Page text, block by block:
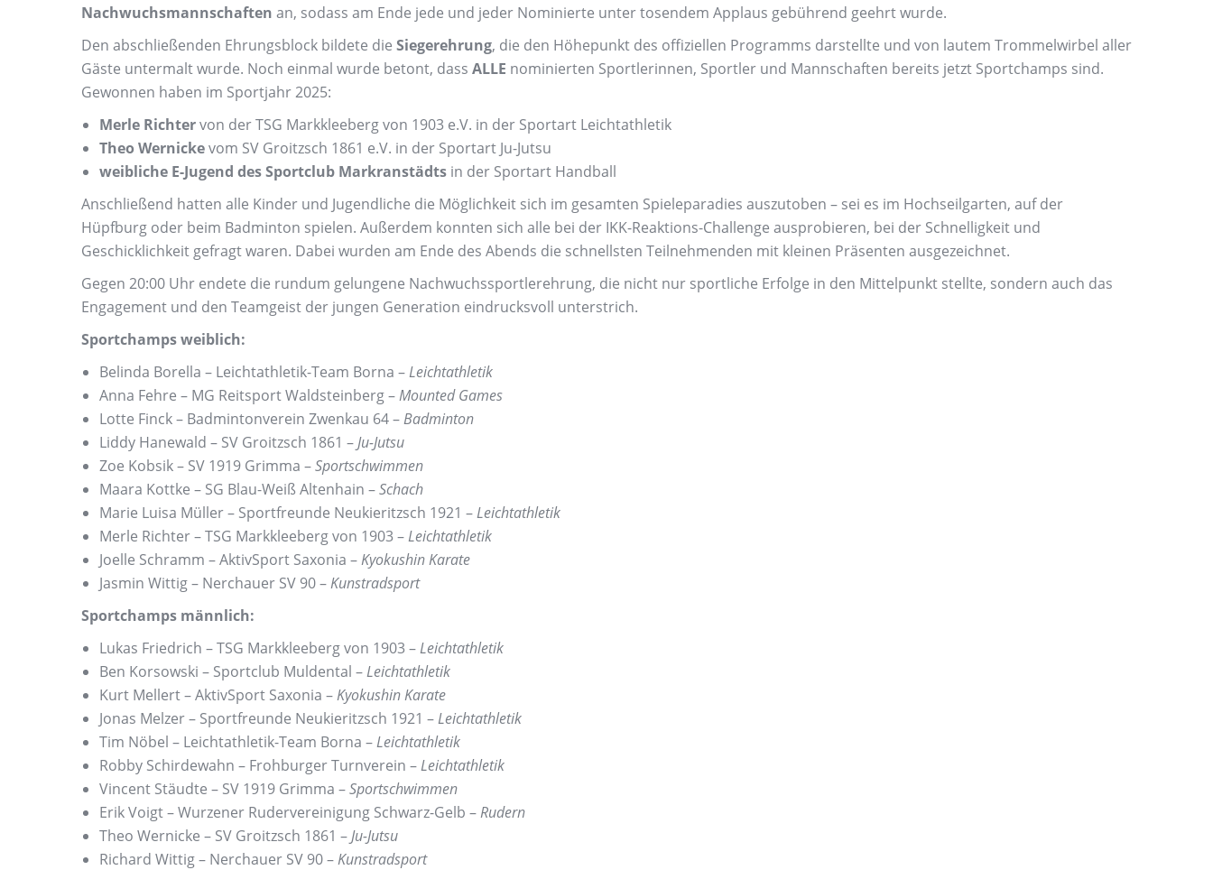
Nachwuchsmannschaften an, sodass am Ende jede und jeder Nominierte unter tosendem Applaus gebührend geehrt wurde.
Den abschließenden Ehrungsblock bildete die Siegerehrung, die den Höhepunkt des offiziellen Programms darstellte und von lautem Trommelwirbel aller
Gäste untermalt wurde. Noch einmal wurde betont, dass ALLE nominierten Sportlerinnen, Sportler und Mannschaften bereits jetzt Sportchamps sind.
Gewonnen haben im Sportjahr 2025:
Merle Richtervon der TSG Markkleeberg von 1903 e.V. in der Sportart Leichtathletik
Theo Wernickevom SV Groitzsch 1861 e.V. in der Sportart Ju-Jutsu
weibliche E-Jugend des Sportclub Markranstädts in der Sportart Handball
Anschließend hatten alle Kinder und Jugendliche die Möglichkeit sich im gesamten Spieleparadies auszutoben – sei es im Hochseilgarten, auf der
Hüpfburg oder beim Badminton spielen. Außerdem konnten sich alle bei der IKK-Reaktions-Challenge ausprobieren, bei der Schnelligkeit und
Geschicklichkeit gefragt waren. Dabei wurden am Ende des Abends die schnellsten Teilnehmenden mit kleinen Präsenten ausgezeichnet.
Gegen 20:00 Uhr endete die rundum gelungene Nachwuchssportlerehrung, die nicht nur sportliche Erfolge in den Mittelpunkt stellte, sondern auch das
Engagement und den Teamgeist der jungen Generation eindrucksvoll unterstrich.
Sportchamps weiblich:
Belinda Borella – Leichtathletik-Team Borna –Leichtathletik
Anna Fehre – MG Reitsport Waldsteinberg –Mounted Games
Lotte Finck – Badmintonverein Zwenkau 64 –Badminton
Liddy Hanewald – SV Groitzsch 1861 –Ju-Jutsu
Zoe Kobsik – SV 1919 Grimma –Sportschwimmen
Maara Kottke – SG Blau-Weiß Altenhain –Schach
Marie Luisa Müller – Sportfreunde Neukieritzsch 1921 –Leichtathletik
Merle Richter – TSG Markkleeberg von 1903 –Leichtathletik
Joelle Schramm – AktivSport Saxonia –Kyokushin Karate
Jasmin Wittig – Nerchauer SV 90 –Kunstradsport
Sportchamps männlich:
Lukas Friedrich – TSG Markkleeberg von 1903 –Leichtathletik
Ben Korsowski – Sportclub Muldental –Leichtathletik
Kurt Mellert – AktivSport Saxonia –Kyokushin Karate
Jonas Melzer – Sportfreunde Neukieritzsch 1921 –Leichtathletik
Tim Nöbel – Leichtathletik-Team Borna –Leichtathletik
Robby Schirdewahn – Frohburger Turnverein –Leichtathletik
Vincent Stäudte – SV 1919 Grimma –Sportschwimmen
Erik Voigt – Wurzener Rudervereinigung Schwarz-Gelb –Rudern
Theo Wernicke – SV Groitzsch 1861 –Ju-Jutsu
Richard Wittig – Nerchauer SV 90 –Kunstradsport